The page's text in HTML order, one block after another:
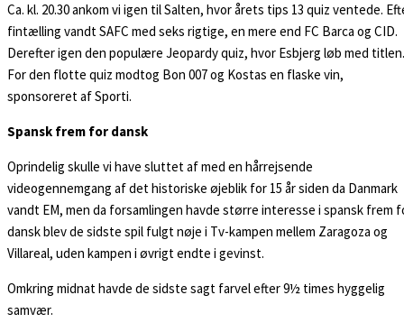
Ca. kl. 20.30 ankom vi igen til Salten, hvor årets tips 13 quiz ventede.
fintælling vandt SAFC med seks rigtige, en mere end FC Barca og CID.
Derefter igen den populære Jeopardy quiz, hvor Esbjerg løb med titlen.
For den flotte quiz modtog Bon 007 og Kostas en flaske vin,
sponsoreret af Sporti.
Spansk frem for dansk
Oprindelig skulle vi have sluttet af med en hårrejsende
videogennemgang af det historiske øjeblik for 15 år siden da Danmark
vandt EM, men da forsamlingen havde større interesse i spansk frem
dansk blev de sidste spil fulgt nøje i Tv-kampen mellem Zaragoza og
Villareal, uden kampen i øvrigt endte i gevinst.
Omkring midnat havde de sidste sagt farvel efter 9½ times hyggelig
samvær.